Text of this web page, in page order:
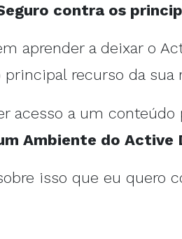
contra os
aprender a deixar o
recurso da sua
acesso a um
Ambiente do Active
isso que eu quero